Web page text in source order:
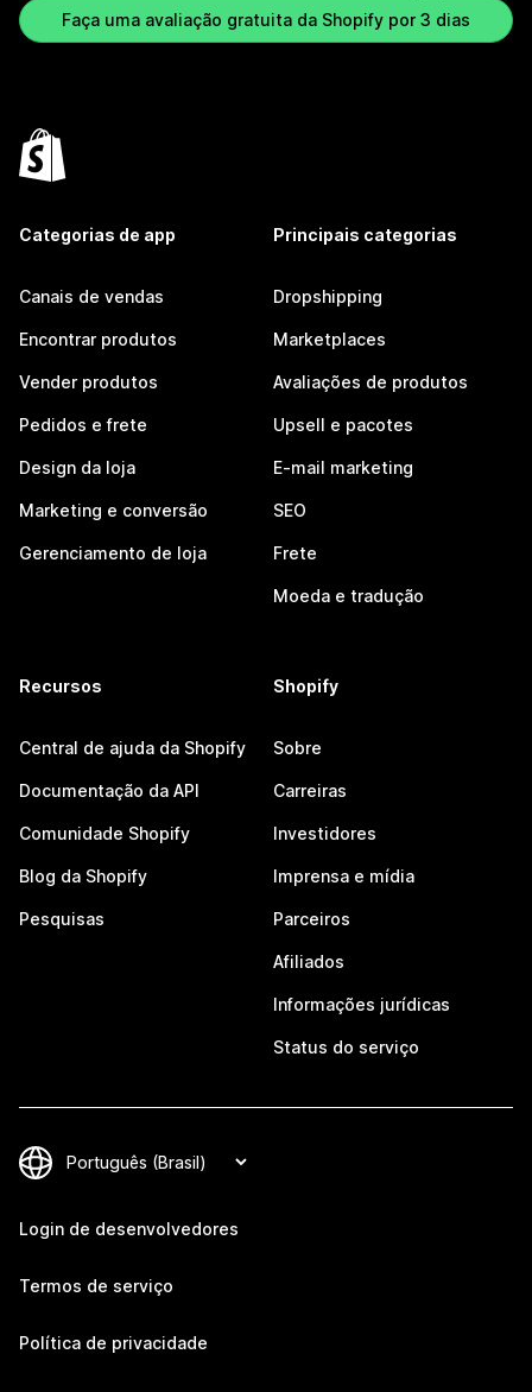
Faça uma avaliação gratuita da Shopify por 3 dias
Categorias de app
Canais de vendas
Encontrar produtos
Vender produtos
Pedidos e frete
Design da loja
Marketing e conversão
Gerenciamento de loja
Principais categorias
Dropshipping
Marketplaces
Avaliações de produtos
Upsell e pacotes
E-mail marketing
SEO
Frete
Moeda e tradução
Recursos
Central de ajuda da Shopify
Documentação da API
Comunidade Shopify
Blog da Shopify
Pesquisas
Shopify
Sobre
Carreiras
Investidores
Imprensa e mídia
Parceiros
Afiliados
Informações jurídicas
Status do serviço
Login de desenvolvedores
Termos de serviço
Política de privacidade